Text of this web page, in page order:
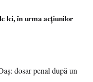
lei, în urma acțiunilor